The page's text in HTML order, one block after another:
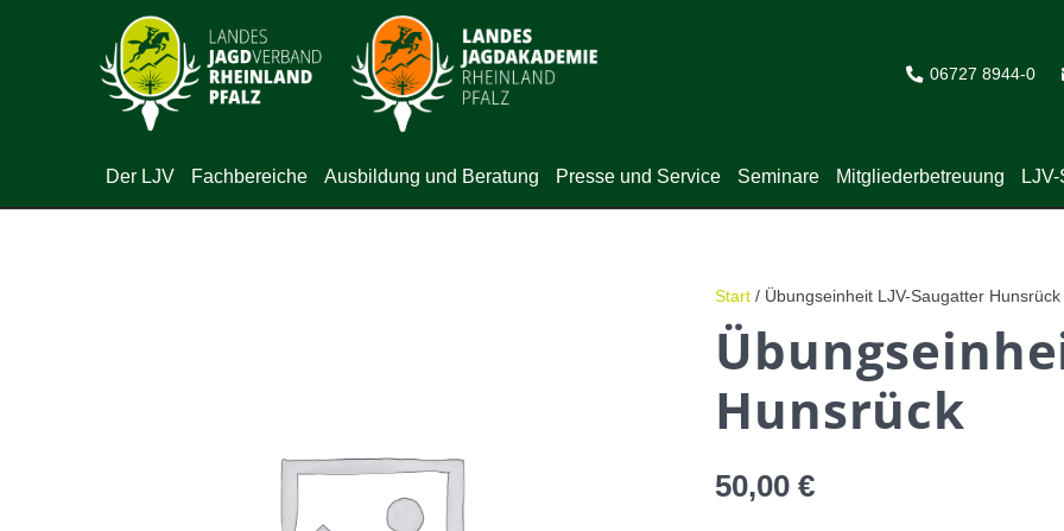
06727 8944-0
Der LJV Fachbereiche Ausbildung und Beratung Presse und Service Seminare Mitgliederbetreuung
Start / Übungseinheit LJV-Saugatter Hunsrück
Hunsrück
50,00€